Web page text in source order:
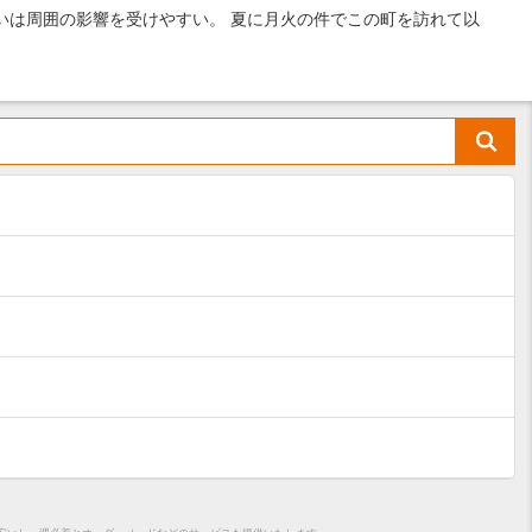
周囲の影響を受けやすい。 夏に月火の件でこの町を訪れて以